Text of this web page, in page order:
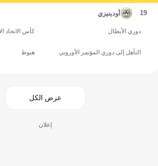
19 أودينيزي
دوري الأبطال كأس الاتحاد
التأهل إلى دوري المؤتمر الأوروبي هبوط
عرض الكل
إعلان